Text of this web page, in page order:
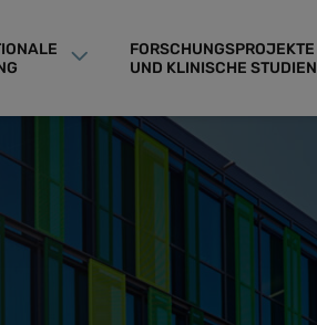
FORSCHUNGSPROJEKTE
UND KLINISCHE STUDIEN